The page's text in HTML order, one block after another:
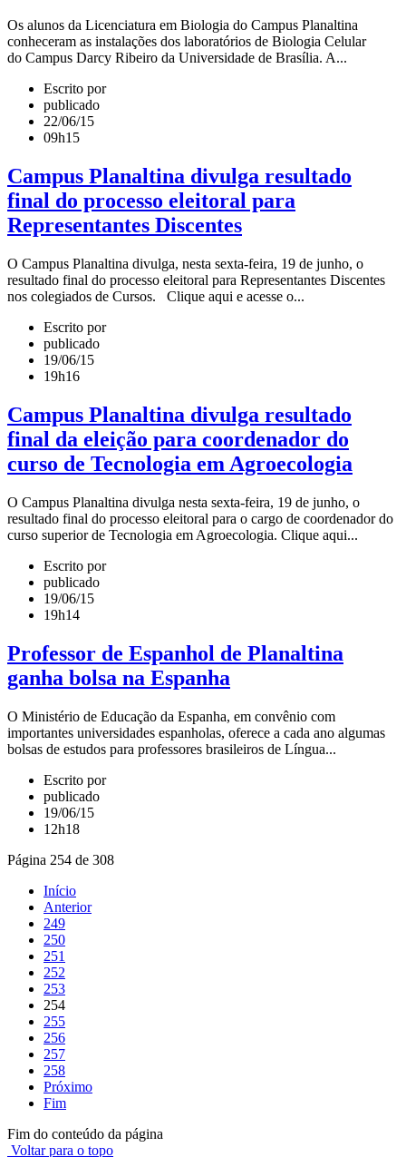
Os alunos da Licenciatura em Biologia do Campus Planaltina
conheceram as instalações dos laboratórios de Biologia Celular
do Campus Darcy Ribeiro da Universidade de Brasília. A...
Escrito por
publicado
22/06/15
09h15
Campus Planaltina divulga resultado
final do processo eleitoral para
Representantes Discentes
O Campus Planaltina divulga, nesta sexta-feira, 19 de junho, o
resultado final do processo eleitoral para Representantes Discentes
nos colegiados de Cursos. Clique aqui e acesse o...
Escrito por
publicado
19/06/15
19h16
Campus Planaltina divulga resultado
final da eleição para coordenador do
curso de Tecnologia em Agroecologia
O Campus Planaltina divulga nesta sexta-feira, 19 de junho, o
resultado final do processo eleitoral para o cargo de coordenador do
curso superior de Tecnologia em Agroecologia. Clique aqui...
Escrito por
publicado
19/06/15
19h14
Professor de Espanhol de Planaltina
ganha bolsa na Espanha
O Ministério de Educação da Espanha, em convênio com
importantes universidades espanholas, oferece a cada ano algumas
bolsas de estudos para professores brasileiros de Língua...
Escrito por
publicado
19/06/15
12h18
Página 254 de 308
Início
Anterior
249
250
251
252
253
254
255
256
257
258
Próximo
Fim
Fim do conteúdo da página
Voltar para o topo